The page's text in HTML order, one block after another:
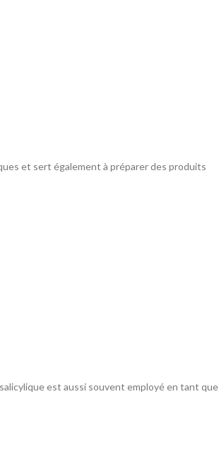
et sert également à préparer des produits
est aussi souvent employé en tant que